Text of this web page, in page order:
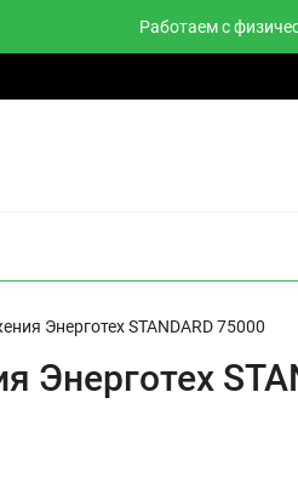
Работаем с
Энерготех STANDARD 75000
Энерготех